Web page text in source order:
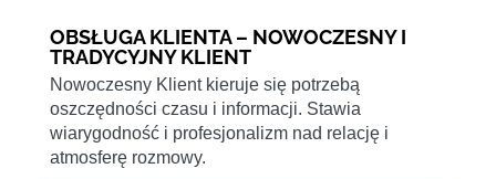
OBSŁUGA KLIENTA – NOWOCZESNY I
TRADYCYJNY KLIENT
Nowoczesny Klient kieruje się potrzebą
oszczędności czasu i informacji. Stawia
wiarygodność i profesjonalizm nad relację i
atmosferę rozmowy.